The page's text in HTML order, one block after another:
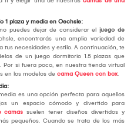
1 plaza y media en Oechsle:
puedes dejar de considerar el juego de
encontrarás una amplia variedad de
tus necesidades y estilo. A continuación, te
de un juego dormitorio 1.5 plazas que
si fuera poco, en nuestra tienda virtual
en los modelos de cama Queen con box.
es una opción perfecta para aquellos
un espacio cómodo y divertido para
camas suelen tener diseños divertidos y
pequeños. Cuando se trata de los más